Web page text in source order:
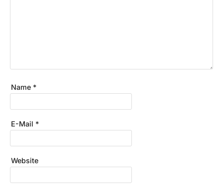
Name *
E-Mail *
Website